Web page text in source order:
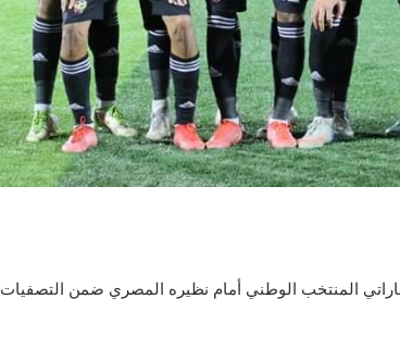
المنتخب الوطني أمام نظيره المصري ضمن التصفيات